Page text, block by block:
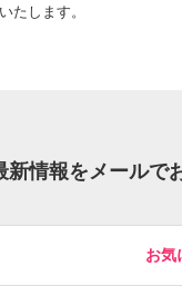
たします。
情報をメールで
お気